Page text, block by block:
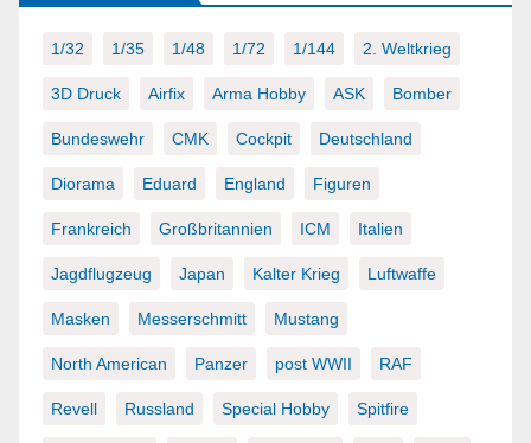
1/32 1/35 1/48 1/72 1/144 2. Weltkrieg
3D Druck Airfix Arma Hobby ASK Bomber
Bundeswehr CMK Cockpit Deutschland
Diorama Eduard England Figuren
Frankreich Großbritannien ICM Italien
Jagdflugzeug Japan Kalter Krieg Luftwaffe
Masken Messerschmitt Mustang
North American Panzer post WWII RAF
Revell Russland Special Hobby Spitfire